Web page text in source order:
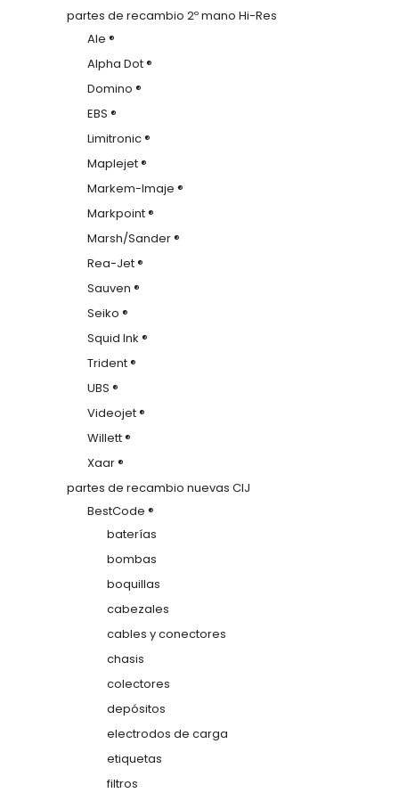
partes de recambio 2º mano Hi-Res
Ale ®
Alpha Dot ®
Domino ®
EBS ®
Limitronic ®
Maplejet ®
Markem-Imaje ®
Markpoint ®
Marsh/Sander ®
Rea-Jet ®
Sauven ®
Seiko ®
Squid Ink ®
Trident ®
UBS ®
Videojet ®
Willett ®
Xaar ®
partes de recambio nuevas CIJ
BestCode ®
baterías
bombas
boquillas
cabezales
cables y conectores
chasis
colectores
depósitos
electrodos de carga
etiquetas
filtros